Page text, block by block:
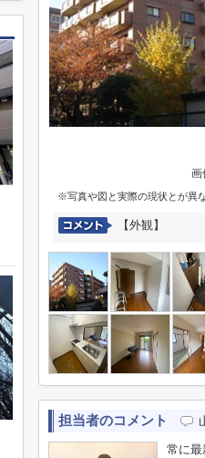
画
※写真や図と実際の現状とが異
【外観】
担当者のコメント
常に最